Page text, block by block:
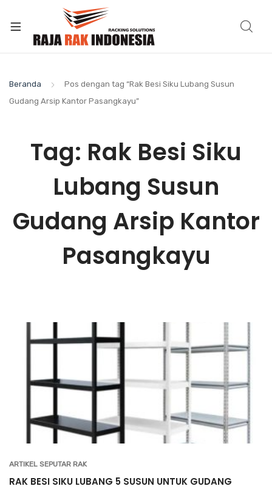
Beranda
Pos dengan tag “Rak Besi Siku Lubang Susun
Gudang Arsip Kantor Pasangkayu”
Tag: Rak Besi Siku
Lubang Susun
Gudang Arsip Kantor
Pasangkayu
ARTIKEL SEPUTAR RAK
RAK BESI SIKU LUBANG 5 SUSUN UNTUK GUDANG